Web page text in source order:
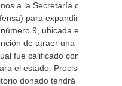
a la Secretaría de
para expandir
9, ubicada en
de atraer una
fue calificado como
el estado. Precisó
donado tendrá